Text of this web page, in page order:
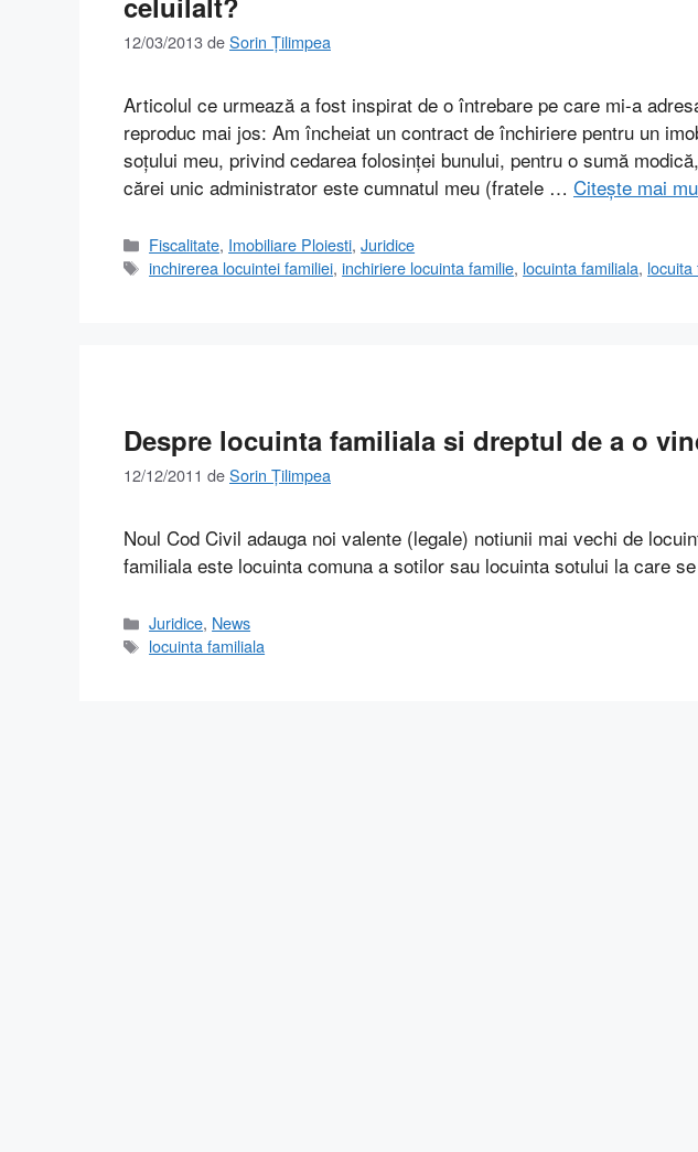
12/03/2013deSorin Țilimpea
Articolul ce urmează a fost inspirat de o întrebare pe care mi-a
reproduc mai jos: Am încheiat un contract de închiriere pentru un
soţului meu, privind cedarea folosinţei bunului, pentru o sumă
cărei unic administrator este cumnatul meu (fratele … Citește mai
Categorii
Fiscalitate, Imobiliare Ploiesti,Juridice
Etichete
inchirerea locuintei familiei,inchiriere locuinta familie, locuinta familiala, locuita
Despre locuinta familiala si dreptul de a o
12/12/2011 deSorin Țilimpea
Noul Cod Civil adauga noi valente (legale) notiunii mai vechi de
familiala este locuinta comuna a sotilor sau locuinta sotului la care
Categorii
Juridice, News
Etichete
locuinta familiala